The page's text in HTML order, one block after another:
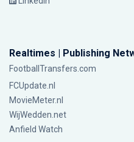
Realtimes | Publishing
FootballTransfers.com
FCUpdate.nl
MovieMeter.nl
WijWedden.net
Anfield Watch